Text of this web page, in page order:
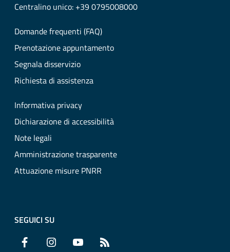
Centralino unico: +39 0795008000
Domande frequenti (FAQ)
Prenotazione appuntamento
Segnala disservizio
Richiesta di assistenza
Informativa privacy
Dichiarazione di accessibilità
Note legali
Amministrazione trasparente
Attuazione misure PNRR
SEGUICI SU
Facebook Instagram YouTube